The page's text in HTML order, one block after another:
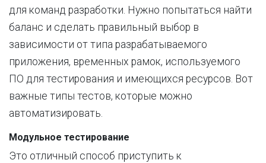
для команд разработки. Нужно попытаться найти
баланс и сделать правильный выбор в
зависимости от типа разрабатываемого
приложения, временных рамок, используемого
ПО для тестирования и имеющихся ресурсов. Вот
важные типы тестов, которые можно
автоматизировать.
Модульное тестирование
Это отличный способ приступить к